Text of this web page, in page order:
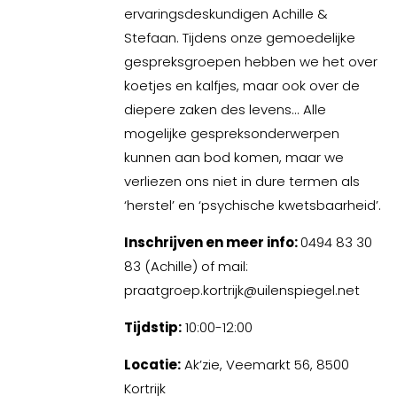
ervaringsdeskundigen Achille &
Stefaan. Tijdens onze gemoedelijke
gespreksgroepen hebben we het over
koetjes en kalfjes, maar ook over de
diepere zaken des levens... Alle
mogelijke gespreksonderwerpen
kunnen aan bod komen, maar we
verliezen ons niet in dure termen als
‘herstel’ en ‘psychische kwetsbaarheid’.
Inschrijven en meer info:0494 83 30
83 (Achille) of mail:
praatgroep.kortrijk@uilenspiegel.net
Tijdstip:10:00-12:00
Locatie:Ak’zie, Veemarkt 56, 8500
Kortrijk